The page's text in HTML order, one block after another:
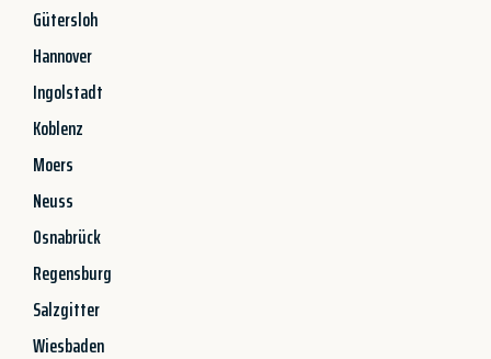
Gütersloh
Hannover
Ingolstadt
Koblenz
Moers
Neuss
Osnabrück
Regensburg
Salzgitter
Wiesbaden